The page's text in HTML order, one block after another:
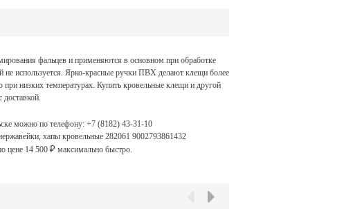
фальцев и применяются в основном при обработке
не используется. Ярко-красные ручки ПВХ делают клещи более
низких температурах. Купить кровельные клещи и другой
можно по телефону: +7 (8182) 43-31-10
хапы кровельные 282061 9002793861432
цене 14 500 ₽ максимально быстро.